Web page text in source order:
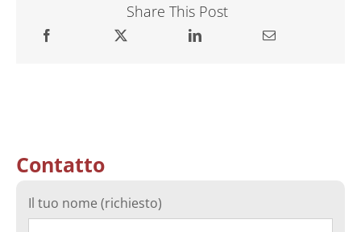
Share This Post
Contatto
Il tuo nome (richiesto)